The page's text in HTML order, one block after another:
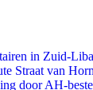
in Zuid-
Straat van
door AH-